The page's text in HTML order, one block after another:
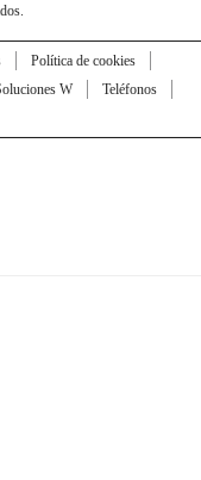
Política de cookies
W
Teléfonos